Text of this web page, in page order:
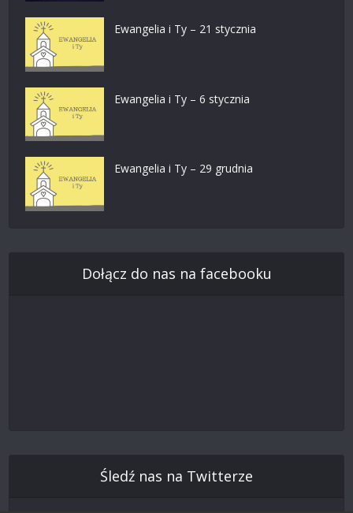
Ewangelia i Ty – 21 stycznia
Ewangelia i Ty – 6 stycznia
Ewangelia i Ty – 29 grudnia
Dołącz do nas na facebooku
Śledź nas na Twitterze